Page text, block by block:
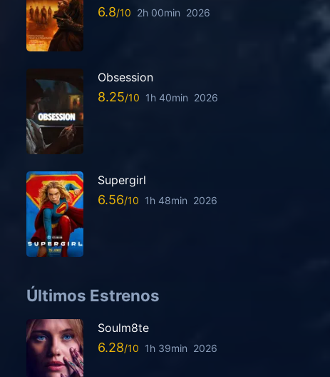
6.8 2h 00min 2026
Obsession
8.25 1h 40min 2026
Supergirl
6.56 1h 48min 2026
Últimos Estrenos
Soulm8te
6.28 1h 39min 2026